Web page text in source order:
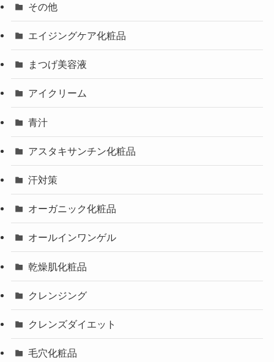
その他
エイジングケア化粧品
まつげ美容液
アイクリーム
青汁
アスタキサンチン化粧品
汗対策
オーガニック化粧品
オールインワンゲル
乾燥肌化粧品
クレンジング
クレンズダイエット
毛穴化粧品